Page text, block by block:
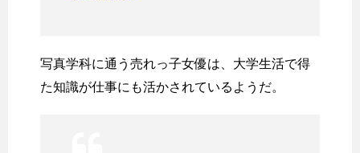
写真学科に通う売れっ子女優は、大学生活で得
た知識が仕事にも活かされているようだ。